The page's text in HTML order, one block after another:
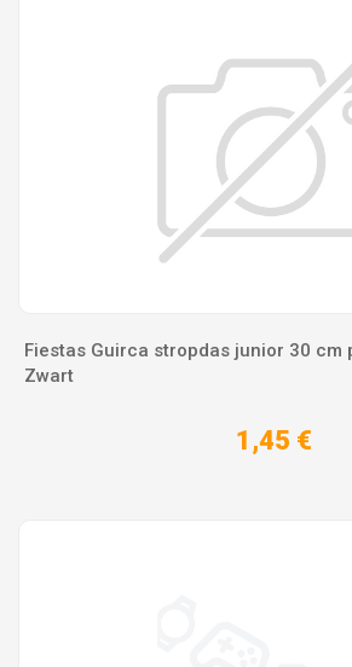
Fiestas Guirca stropdas junior 30 cm
Zwart
1,45 €